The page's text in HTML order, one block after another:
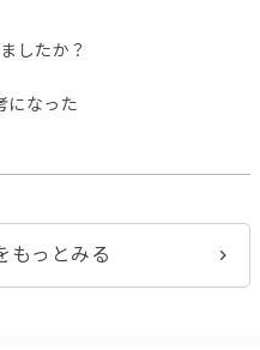
したか？
になった
もっとみる